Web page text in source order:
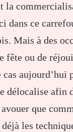
la
dans ce
Mais à des
fête ou de
cas aujourd’hui
délocalise afin
que
les